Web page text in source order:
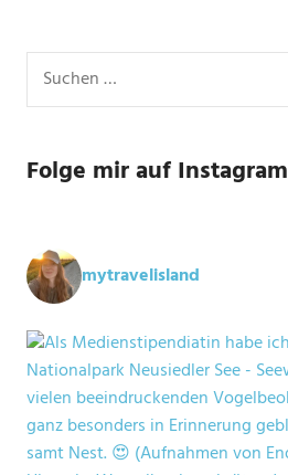
nach:
Folge mir auf Instagram
mytravelisland